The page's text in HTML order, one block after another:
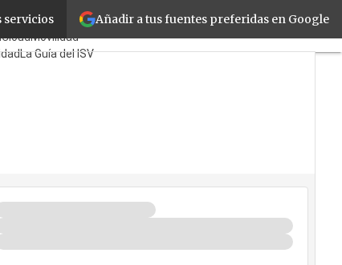
Añadir a tus fuentes preferidas en Google
serviciosTicPymes
CloudMovilidad
La Guía del ISV